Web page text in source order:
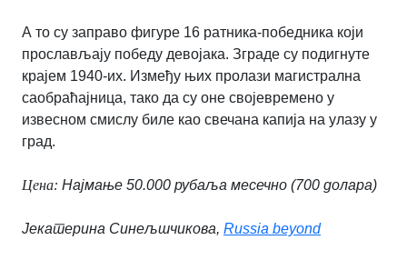
А то су заправо фигуре 16 ратника-победника који
прослављају победу девојака. Зграде су подигнуте
крајем 1940-их. Између њих пролази магистрална
саобраћајница, тако да су оне својевремено у
извесном смислу биле као свечана капија на улазу у
град.
Цена: Најмање 50.000 рубаља месечно (700 долара)
Јекатерина Синељшчикова, Russia beyond